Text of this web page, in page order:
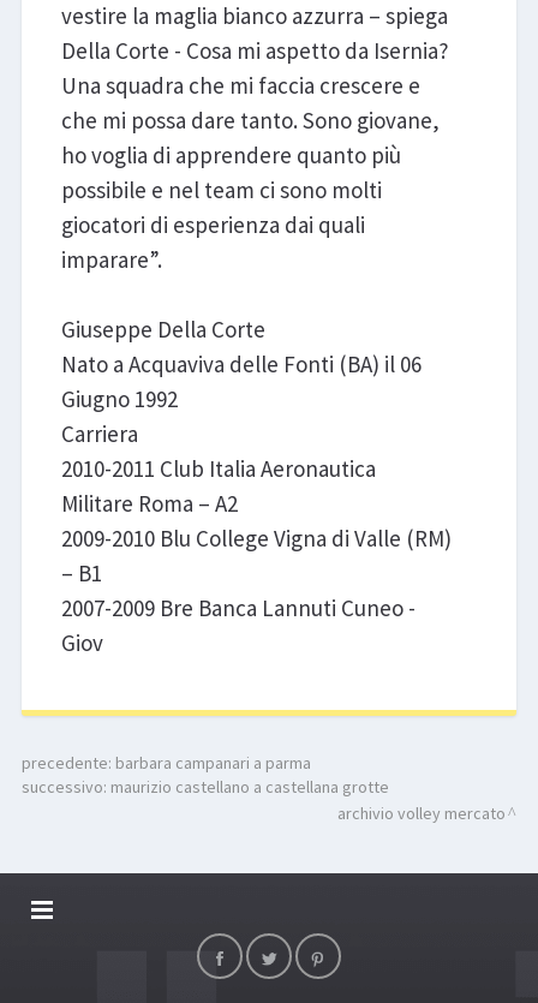
vestire la maglia bianco azzurra – spiega
Della Corte - Cosa mi aspetto da Isernia?
Una squadra che mi faccia crescere e
che mi possa dare tanto. Sono giovane,
ho voglia di apprendere quanto più
possibile e nel team ci sono molti
giocatori di esperienza dai quali
imparare”.
Giuseppe Della Corte
Nato a Acquaviva delle Fonti (BA) il 06
Giugno 1992
Carriera
2010-2011 Club Italia Aeronautica
Militare Roma – A2
2009-2010 Blu College Vigna di Valle (RM)
– B1
2007-2009 Bre Banca Lannuti Cuneo -
Giov
precedente: barbara campanari a parma
successivo: maurizio castellano a castellana grotte
archivio volley mercato
DALLARIVOLLEY SOSTIENE